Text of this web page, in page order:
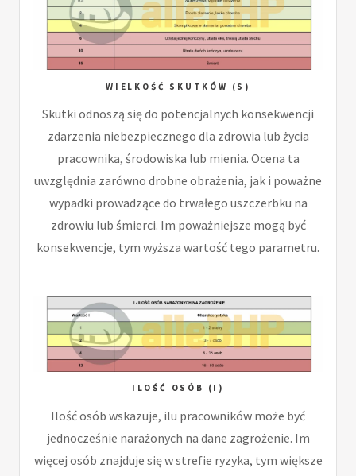
WIELKOŚĆ SKUTKÓW (S)
Skutki odnoszą się do potencjalnych konsekwencji
zdarzenia niebezpiecznego dla zdrowia lub życia
pracownika, środowiska lub mienia. Ocena ta
uwzględnia zarówno drobne obrażenia, jak i poważne
wypadki prowadzące do trwałego uszczerbku na
zdrowiu lub śmierci. Im poważniejsze mogą być
konsekwencje, tym wyższa wartość tego parametru.
ILOŚĆ OSÓB (I)
Ilość osób wskazuje, ilu pracowników może być
jednocześnie narażonych na dane zagrożenie. Im
więcej osób znajduje się w strefie ryzyka, tym większe